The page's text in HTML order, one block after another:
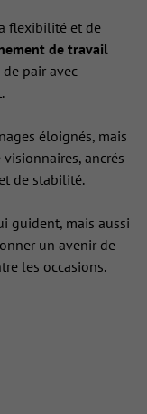
flexibilité et de
de travail
pair avec
éloignés, mais
ancrés
de stabilité.
guident, mais aussi
un avenir de
les occasions.